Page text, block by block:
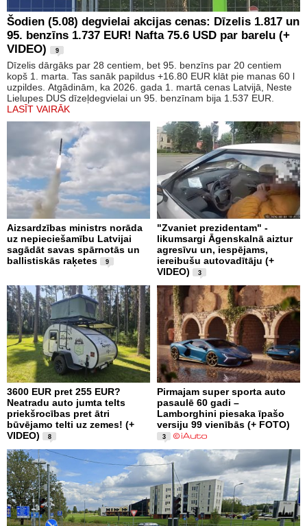
Šodien (5.08) degvielai akcijas cenas: Dīzelis 1.817 un
95. benzīns 1.737 EUR! Nafta 75.6 USD par barelu (+
VIDEO)
9
Dīzelis dārgāks par 28 centiem, bet 95. benzīns par 20 centiem
kopš 1. marta. Tas sanāk papildus +16.80 EUR klāt pie manas 60 l
uzpildes. Atgādinām, ka 2026. gada 1. martā cenas Latvijā, Neste
Lielupes DUS dīzeļdegvielai un 95. benzīnam bija 1.537 EUR.
LASĪT VAIRĀK
Aizsardzības ministrs norāda
uz nepieciešamību Latvijai
sagādāt savas spārnotās un
ballistiskās raķetes
9
"Zvaniet prezidentam" -
likumsargi Āgenskalnā aiztur
agresīvu un, iespējams,
iereibušu autovadītāju (+
VIDEO)
3
3600 EUR pret 255 EUR?
Neatradu auto jumta telts
priekšrocības pret ātri
būvējamo telti uz zemes! (+
VIDEO)
8
Pirmajam super sporta auto
pasaulē 60 gadi –
Lamborghini piesaka īpašo
versiju 99 vienībās (+ FOTO)
3